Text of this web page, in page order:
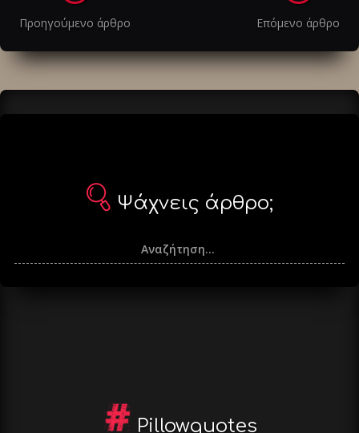
στα
άρθρα
Προηγούμενο άρθρο Επόμενο άρθρο
Ψάχνεις άρθρο;
Pillowquotes